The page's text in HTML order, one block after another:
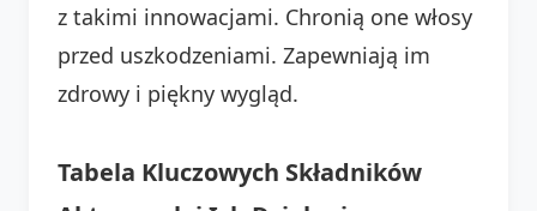
z takimi innowacjami. Chronią one włosy
przed uszkodzeniami. Zapewniają im
zdrowy i piękny wygląd.
Tabela Kluczowych Składników